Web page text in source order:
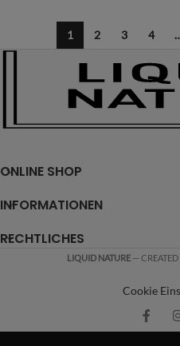
1 2 3 4
ONLINE SHOP
INFORMATIONEN
RECHTLICHES
LIQUID NATURE —
Cookie